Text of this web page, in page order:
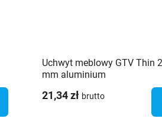
Uchwyt meblowy GTV Thin
mm aluminium
21,34 zł brutto